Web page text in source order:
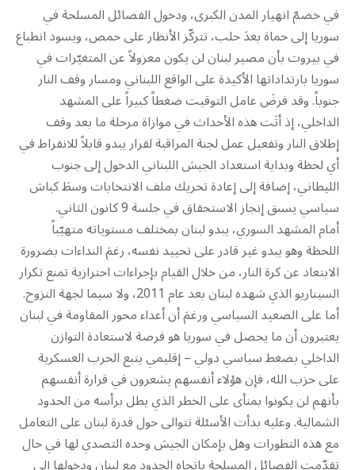
في خضمّ انهيار المدن الكبرى، ودخول الفصائل المسلحة في
سوريا إلى حماة بعدَ حلب، تتركّز الأنظار على حمص، ويسود انطباع
في بيروت بأن مصير لبنان لن يكون معزولاً عن المتغيّرات في
سوريا بارتداداتها الأكيدة على الواقع اللبناني ومسار وقف النار
جنوباً. وقد فرضَ عامل التوقيت ضغطاً كبيراً على المشهد
الداخلي، إذ أتَت هذه الأحداث في موازاة مرحلة ما بعد وقف
إطلاق النار وتفعيل عمل لجنة المراقبة لقرار يبدو قابلاً للانفراط في
أي لحظة وبداية استعداد الجيش اللبناني الدخول إلى جنوب
الليطاني، إضافة إلى إعادة تحريك ملف الانتخابات وسطَ كباش
سياسي يسبق إنجاز الاستحقاق في جلسة 9 كانون الثاني.
أمام المشهد السوري، يبدو لبنان بمختلف مستوياته متهيّباً
اللحظة وهو يبدو غير قادر على تحييد نفسه، رغمَ النداءات بضرورة
الابتعاد عن كرة النار، من خلال القيام بإجراءات احترازية تمنع تكرار
السيناريو الذي شهده لبنان بعد عام 2011، ولا سيما لجهة النزوح.
أما على الصعيد السياسي ورغمَ أن أعداء محور المقاومة في لبنان
يعتبرون أن ما يحصل في سوريا هو فرصة لاستعادة التوازن
الداخلي بضغط سياسي دولي – إقليمي يتبع الحرب العسكرية
على حزب الله، فإن هؤلاء أنفسهم يشعرون في قرارة أنفسهم
بأنهم لن يكونوا بمنأى على الخطر الذي يطل برأسه من الحدود
الشمالية. وعليه بدأت الأسئلة تتوالى حول قدرة لبنان على التعامل
مع هذه التطورات وهل بإمكان الجيش وحده التصدي لها في حال